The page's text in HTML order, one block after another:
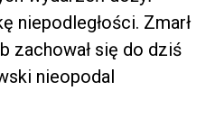
niepodległości. Zmarł
zachował się do dziś
nieopodal